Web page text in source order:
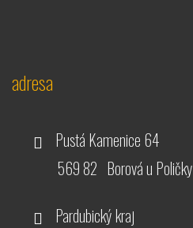
adresa
Pustá Kamenice 64
569 82 Borová u Poličky
Pardubický kraj